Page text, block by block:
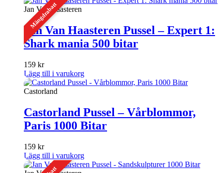
Mängdrabatt
Jan Van Haasteren
Jan Van Haasteren Pussel – Expert 1:
Shark mania 500 bitar
159 kr
Lägg till i varukorg
Castorland
Castorland Pussel – Vårblommor,
Paris 1000 Bitar
159 kr
Lägg till i varukorg